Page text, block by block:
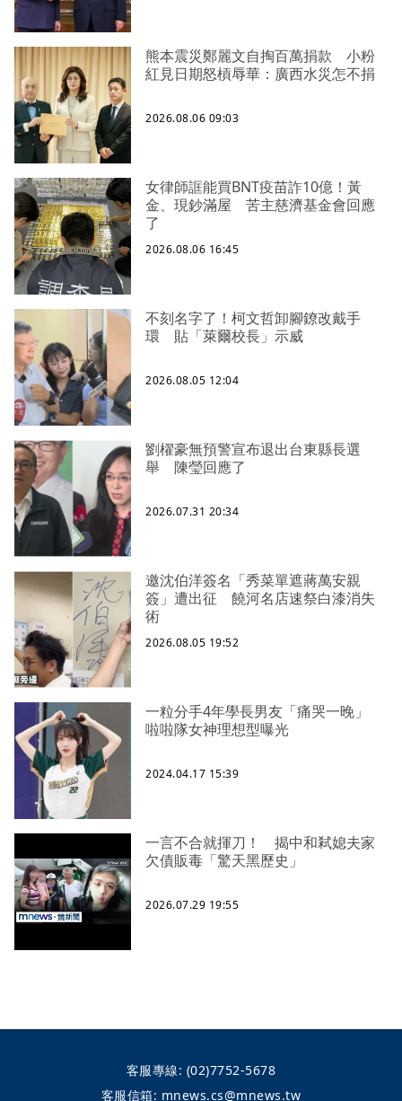
熊本震災鄭麗文自掏百萬捐款 小粉
紅見日期怒槓辱華：廣西水災怎不捐
2026.08.06 09:03
女律師誆能買BNT疫苗詐10億！黃
金、現鈔滿屋 苦主慈濟基金會回應
了
2026.08.06 16:45
不刻名字了！柯文哲卸腳鐐改戴手
環 貼「萊爾校長」示威
2026.08.05 12:04
劉櫂豪無預警宣布退出台東縣長選
舉 陳瑩回應了
2026.07.31 20:34
邀沈伯洋簽名「秀菜單遮蔣萬安親
簽」遭出征 饒河名店速祭白漆消失
術
2026.08.05 19:52
一粒分手4年學長男友「痛哭一晚」
啦啦隊女神理想型曝光
2024.04.17 15:39
一言不合就揮刀！ 揭中和弒媳夫家
欠債販毒「驚天黑歷史」
2026.07.29 19:55
客服專線: (02)7752-5678
客服信箱: mnews.cs@mnews.tw